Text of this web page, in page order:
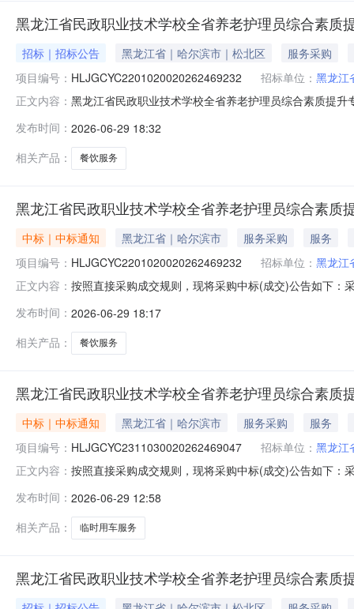
黑龙江省民政职业技术学校全省养老护理员综合素质
招标｜招标公告 黑龙江省｜哈尔滨市｜松北区
服务采购
项目编号： HLJGCYC2201020020262469232 招标单位： 黑龙江
正文内容： 黑龙江省民政职业技术学校全省养老护理员综合素质提
供应商。二、落实其他政府采购政策满足的需求：无。
运营。发布时间：2026-06-2914:
发布时间： 2026-06-29 18:32
相关产品：
餐饮服务
黑龙江省民政职业技术学校全省养老护理员综合素质
中标｜中标通知 黑龙江省｜哈尔滨市 服务采购
服务
项目编号： HLJGCYC2201020020262469232 招标单位： 黑龙江
正文内容： 按照直接采购成交规则，现将采购中标(成交)公告如下
告日期成交金额优惠率现成交哈尔滨茁茁餐饮管理有限
发布时间： 2026-06-29 18:17
相关产品：
餐饮服务
黑龙江省民政职业技术学校全省养老护理员综合素质
中标｜中标通知 黑龙江省｜哈尔滨市 服务采购
服务
项目编号： HLJGCYC2311030020262469047 招标单位： 黑龙江
正文内容： 按照直接采购成交规则，现将采购中标(成交)公告如下
果公告日期成交金额优惠率现成交黑龙江省盛金龙汽车
发布时间： 2026-06-29 12:58
相关产品：
临时用车服务
黑龙江省民政职业技术学校全省养老护理员综合素质